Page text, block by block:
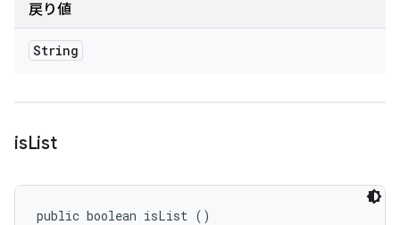
戻り値
String
isList
public boolean isList ()